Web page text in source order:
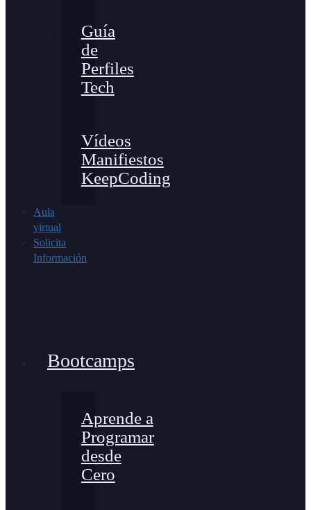
Guía
de
Perfiles
Tech
Vídeos
Manifiestos
KeepCoding
Aula
virtual
Solicita
Información
Bootcamps
Aprende a
Programar
desde
Cero